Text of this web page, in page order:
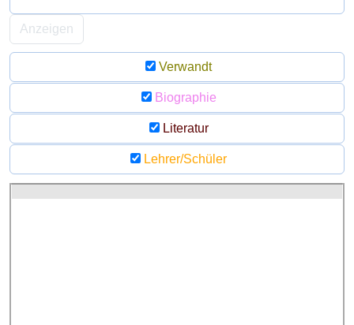
Anzeigen
Verwandt
Biographie
Literatur
Lehrer/Schüler